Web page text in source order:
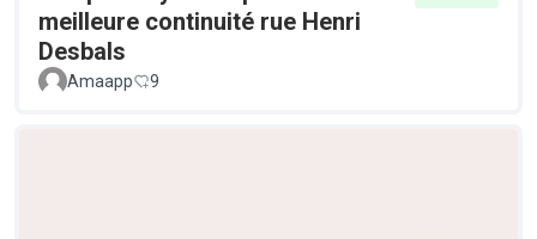
meilleure continuité rue Henri
Desbals
Amaapp 9